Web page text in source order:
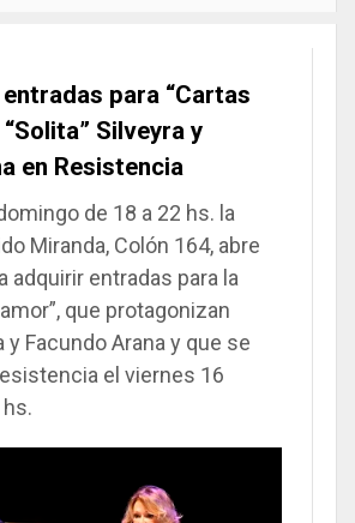
para “Cartas
Silveyra y
en Resistencia
de 18 a 22 hs. la
Miranda, Colón 164, abre
adquirir entradas para la
que protagonizan
y Facundo Arana y que se
el viernes 16